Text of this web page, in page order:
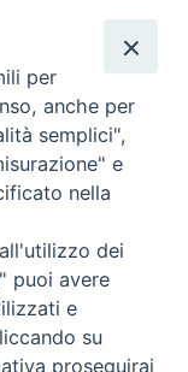
per
anche per
semplici",
e
nella
dei
puoi avere
e
su
proseguirai